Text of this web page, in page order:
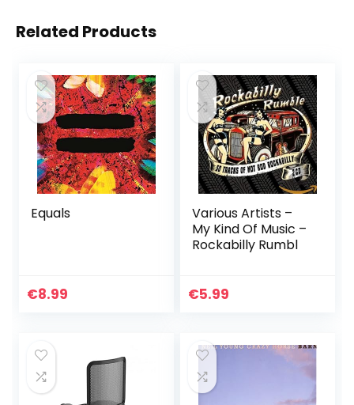
Related Products
Equals
€8.99
Various Artists –
My Kind Of Music –
Rockabilly Rumbl
€5.99